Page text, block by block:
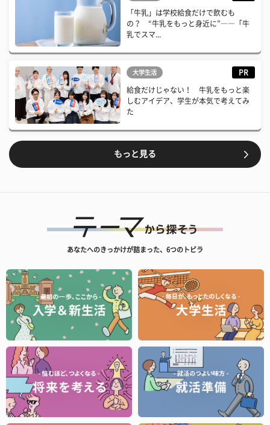
「牛乳」は学校給食だけで飲むも
の？ “牛乳をもっと身近に”――「牛
乳でスマ...
大学生活 PR
給食だけじゃない！ 牛乳をもっと楽
しむアイデア、学生が本気で考えてみ
た
もっと見る
あなたへのきっかけが詰まった、6つのトビラ